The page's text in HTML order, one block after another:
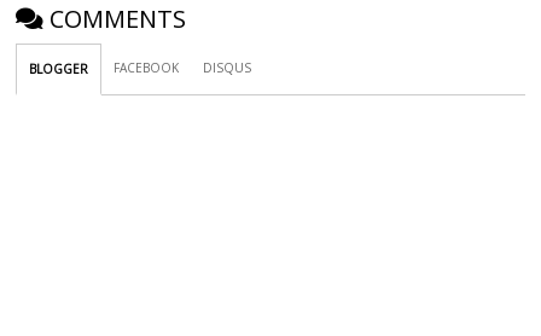
COMMENTS
BLOGGER FACEBOOK DISQUS